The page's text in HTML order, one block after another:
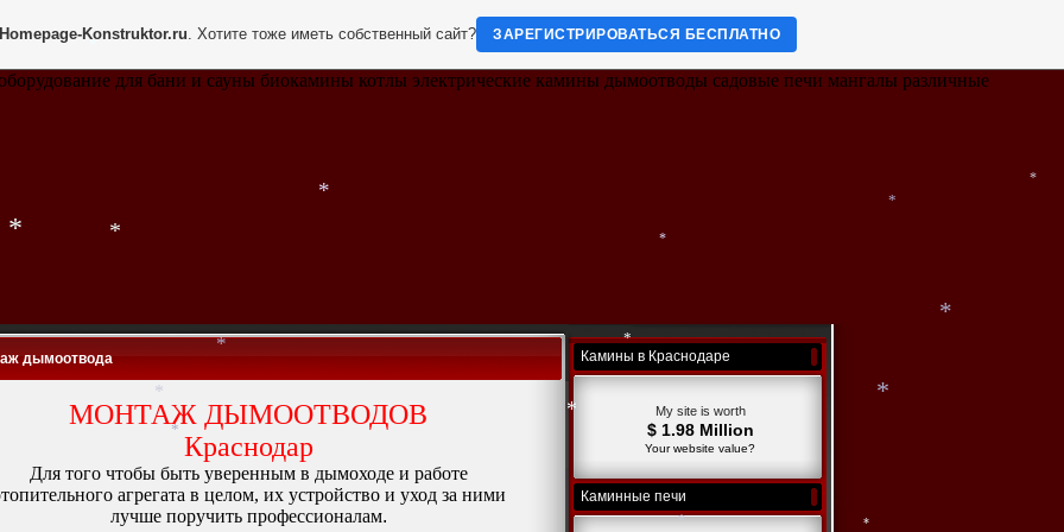
для бани и сауны биокамины котлы электрические камины дымоотводы садовые печи мангалы различные
дымоотвода
МОНТАЖ ДЫМООТВОДОВ
Краснодар
Для того чтобы быть уверенным в дымоходе и работе
агрегата в целом, их устройство и уход за ними
лучше поручить профессионалам.
Камины в Краснодаре
My site is worth
$ 1.98 Million
Your website value?
Каминные печи
Homepage-Konstruktor.ru. Хотите тоже иметь собственный сайт? ЗАРЕГИСТРИРОВАТЬСЯ БЕСПЛАТНО
*
*
*
*
*
*
*